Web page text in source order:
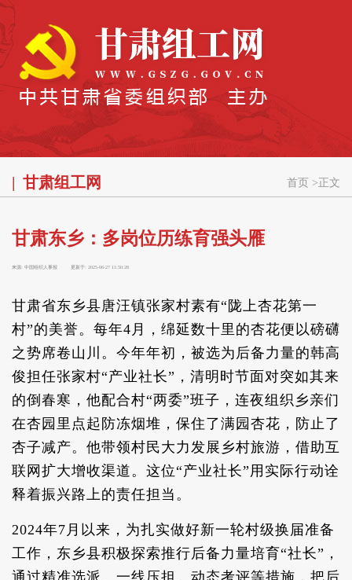
甘肃组工网 首页 > 正文
甘肃东乡：多岗位历练育强头雁
来源: 中国组织人事报 更新于: 2025-06-27 11:50:28
甘肃省东乡县唐汪镇张家村素有“陇上杏花第一
村”的美誉。每年4月，绵延数十里的杏花便以磅礴
之势席卷山川。今年年初，被选为后备力量的韩高
俊担任张家村“产业社长”，清明时节面对突如其来
的倒春寒，他配合村“两委”班子，连夜组织乡亲们
在杏园里点起防冻烟堆，保住了满园杏花，防止了
杏子减产。他带领村民大力发展乡村旅游，借助互
联网扩大增收渠道。这位“产业社长”用实际行动诠
释着振兴路上的责任担当。
2024年7月以来，为扎实做好新一轮村级换届准备
工作，东乡县积极探索推行后备力量培育“社长”，
通过精准选派、一线压担、动态考评等措施，把后